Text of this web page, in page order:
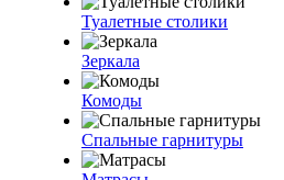
Туалетные столики
Зеркала
Комоды
Спальные гарнитуры